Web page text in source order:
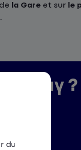
la Gare et sur le
.
Velay ?
du